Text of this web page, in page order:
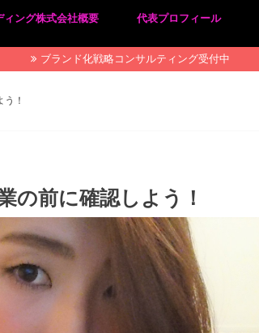
ィング株式会社概要
ポリシー
に基づく表記
代表プロフィール
ブランド化戦略コンサルティング受付中
！
の前に確認しよう！